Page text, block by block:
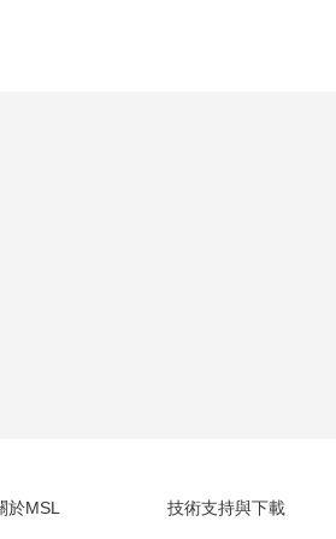
於MSL 技術支持與下載